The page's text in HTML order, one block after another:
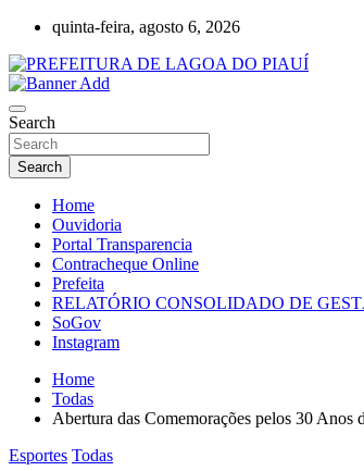
Skip
content
quinta-feira, agosto 6, 2026
PREFEITURA DE LAGOA DO
Search
Search
Home
Ouvidoria
Portal Transparencia
Contracheque Online
Prefeita
RELATÓRIO CONSOLIDADO DE
SoGov
Instagram
Home
Todas
Abertura das Comemorações pelos 30 Anos
Esportes Todas